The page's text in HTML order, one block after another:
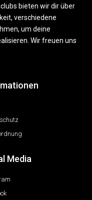
bieten wir dir über
verschiedene
um deine
Wir freuen uns
Media